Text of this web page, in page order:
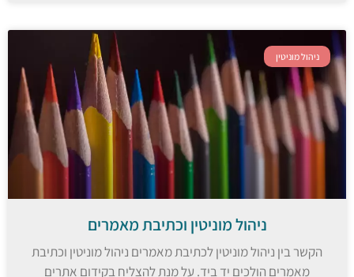
ניהול מוניטין
ניהול מוניטין וכתיבת מאמרים
הקשר בין ניהול מוניטין לכתיבת מאמרים ניהול מוניטין וכתיבת
מאמרים הולכים יד ביד. על מנת להצליח בקידום אתרים